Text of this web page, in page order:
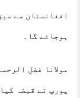
افغانستان سے
ہوجائے گا۔
مولانا فضل
یورپ نے قبضہ